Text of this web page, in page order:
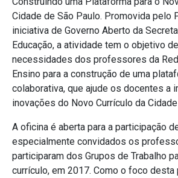
Cidade de São Paulo. Promovida pelo
iniciativa de Governo Aberto da
Educação, a atividade tem o objetivo
necessidades dos professores da
Ensino para a construção de uma
colaborativa, que ajude os docentes a
inovações do Novo Currículo da
A oficina é aberta para a participação
especialmente convidados os
participaram dos Grupos de Trabalho
currículo, em 2017. Como o foco